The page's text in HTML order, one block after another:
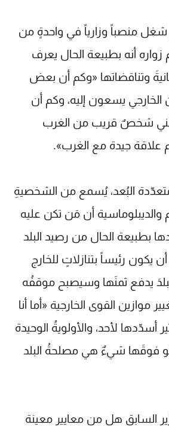
شغل منصباً وزارياً في واحدةٍ من
أنه بطبيعة الحال يعرف
وتناقضاتها «وكم أن بعض
الخارجي يسعون إليه، وكم أن
شخصٌ قريب من الغرب
علاقة جيدة مع الغرب».
البُعد، يُسمع من الشخصيةِ
والديبلوماسية أن مَن تكن عليه
بطبيعة الحال من رصيد البلد
يكون رئيساً بتنازلاتٍ للخارج
يدفع ثمنَها وسيصبح موقفُه
موازين القوى الخارجية «أما أنا
لأحد، والأولويةُ الوحيدة
فوقَها شيءٌ هي مصلحةُ البلد
السابق هل من معايير معينة